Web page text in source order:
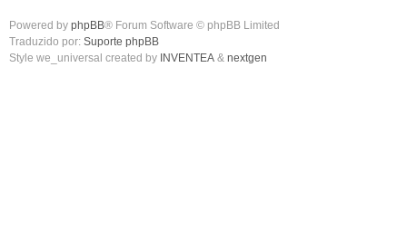
Powered by phpBB® Forum Software © phpBB Limited
Traduzido por: Suporte phpBB
Style we_universal created by INVENTEA & nextgen